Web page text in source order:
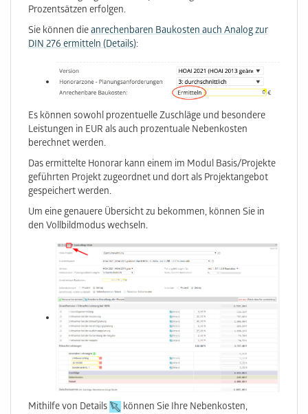
Prozentsätzen erfolgen.
Sie können dieanrechenbaren Baukosten auch Analog zur
DIN 276 ermitteln (Details):
Es können sowohl prozentuelle Zuschläge und besondere
Leistungen in EUR als auch prozentuale Nebenkosten
berechnet werden.
Das ermittelte Honorar kann einem im Modul Basis/Projekte
geführten Projekt zugeordnet und dort als Projektangebot
gespeichert werden.
Um eine genauere Übersicht zu bekommen, können Sie in
den Vollbildmodus wechseln.
Mithilfe von Details
können Sie Ihre Nebenkosten,